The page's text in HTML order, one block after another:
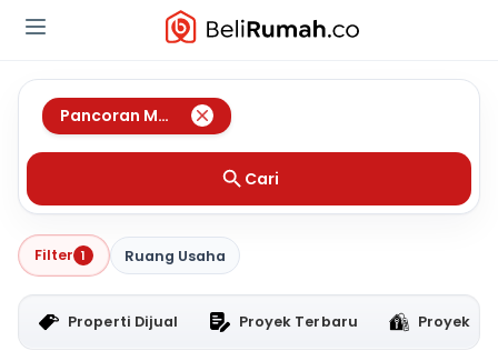
Pancoran Mas Depok
Cari
Filter 1 Ruang Usaha
Properti Dijual Proyek Terbaru Proyek